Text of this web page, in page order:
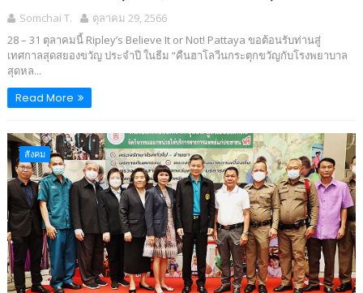
Somchai T.
ตุลาคม 29, 2566
28 – 31 ตุลาคมนี้ Ripley’s Believe It or Not! Pattaya ขอต้อนรับท่านสู่
เทศกาลสุดสยองขวัญ ประจำปี ในธีม “คืนฮาโลวีนกระตุกขวัญกับโรงพยาบาล
สุดหล...
Read More
สังคม